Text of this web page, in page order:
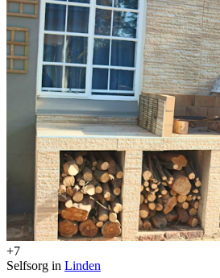
+7
Selfsorg in Linden